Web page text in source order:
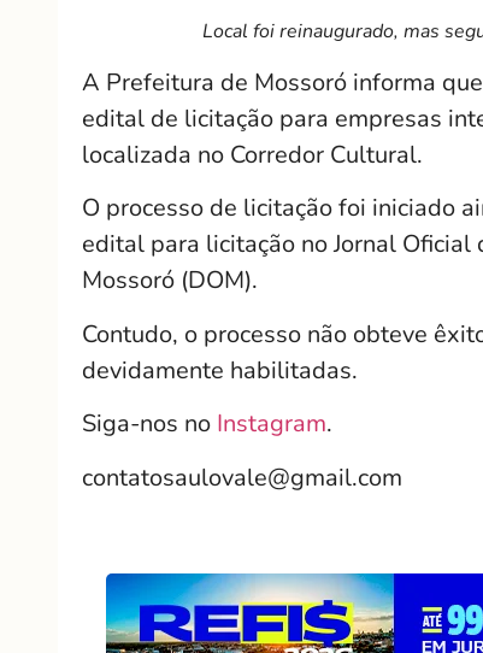
Local foi reinaugurado, mas
A Prefeitura de Mossoró informa
edital de licitação para empresas
localizada no Corredor Cultural.
O processo de licitação foi iniciado
edital para licitação no Jornal Oficial
Mossoró (DOM).
Contudo, o processo não obteve
devidamente habilitadas.
Siga-nos no Instagram.
contatosaulovale@gmail.com